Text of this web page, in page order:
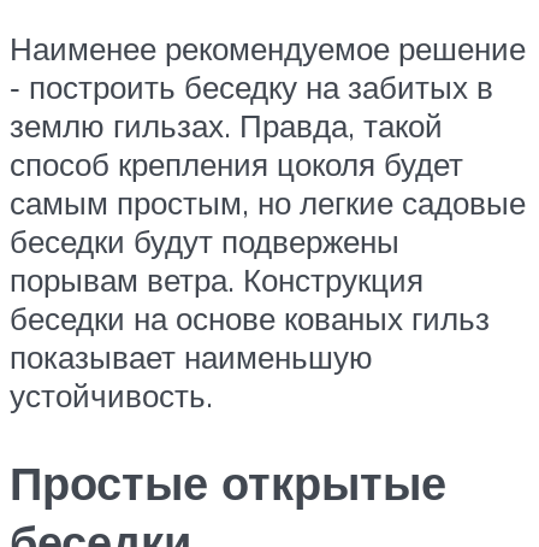
Наименее рекомендуемое решение
‑ построить беседку на забитых в
землю гильзах. Правда, такой
способ крепления цоколя будет
самым простым, но легкие садовые
беседки будут подвержены
порывам ветра. Конструкция
беседки на основе кованых гильз
показывает наименьшую
устойчивость.
Простые открытые